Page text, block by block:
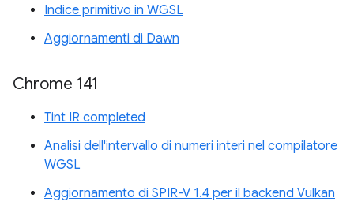
Indice primitivo in WGSL
Aggiornamenti di Dawn
Chrome 141
Tint IR completed
Analisi dell'intervallo di numeri interi nel compilatore
WGSL
Aggiornamento di SPIR-V 1.4 per il backend Vulkan